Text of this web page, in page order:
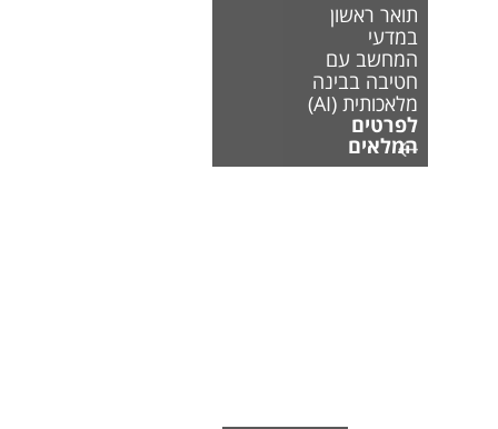
תואר ראשון
במדעי
המחשב עם
חטיבה בבינה
מלאכותית (AI)
לפרטים
המלאים